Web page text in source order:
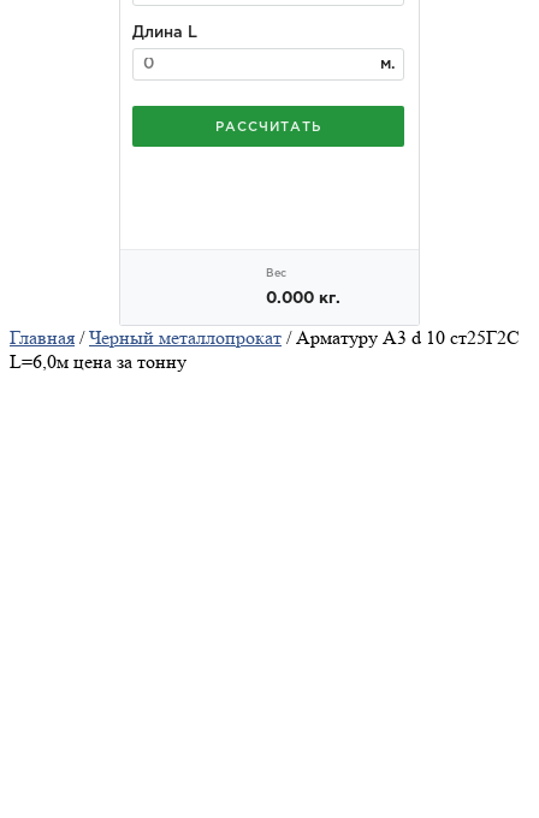
Главная /Черный металлопрокат / Арматуру А3 d 10 ст25Г2С
L=6,0м цена за тонну